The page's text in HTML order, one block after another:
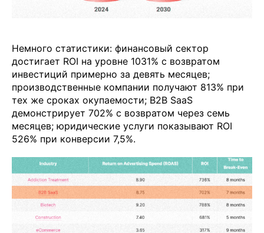
Немного статистики: финансовый сектор
достигает ROI на уровне 1031% с возвратом
инвестиций примерно за девять месяцев;
производственные компании получают 813% при
тех же сроках окупаемости; B2B SaaS
демонстрирует 702% с возвратом через семь
месяцев; юридические услуги показывают ROI
526% при конверсии 7,5%.